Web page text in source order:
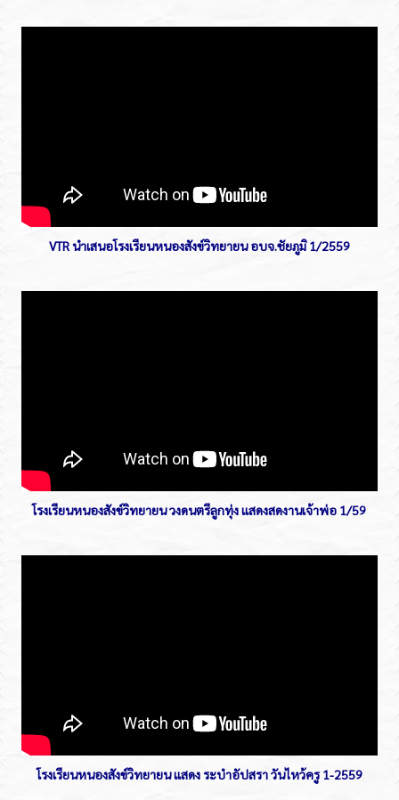
VTR นำเสนอโรงเรียนหนองสังข์วิทยายน อบจ.ชัยภูมิ 1/2559
โรงเรียนหนองสังข์วิทยายน วงดนตรีลูกทุ่ง แสดงสดงานเจ้าพ่อ 1/59
โรงเรียนหนองสังข์วิทยายน แสดง ระบำอัปสรา วันไหว้ครู 1-2559